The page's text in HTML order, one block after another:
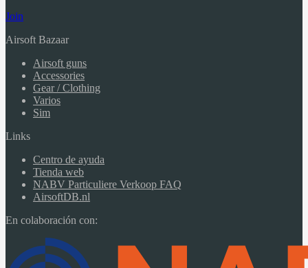
Join
Airsoft Bazaar
Airsoft guns
Accessories
Gear / Clothing
Varios
Sim
Links
Centro de ayuda
Tienda web
NABV Particuliere Verkoop FAQ
AirsoftDB.nl
En colaboración con: